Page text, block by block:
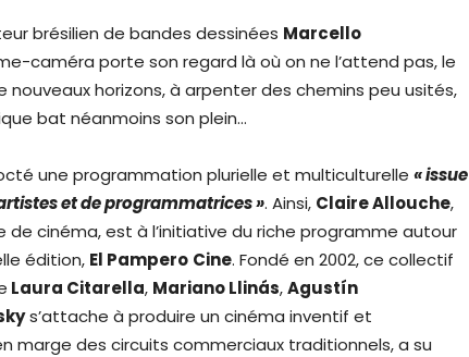
brésilien de bandes dessinées Marcello
caméra porte son regard là où on ne l’attend pas, le
nouveaux horizons, à arpenter des chemins peu usités,
bat néanmoins son plein…
une programmation plurielle et multiculturelle « issue
et de programmatrices ». Ainsi, Claire Allouche,
cinéma, est à l’initiative du riche programme autour
édition, El Pampero Cine. Fondé en 2002, ce collectif
Laura Citarella, Mariano Llinás,Agustín
s’attache à produire un cinéma inventif et
marge des circuits commerciaux traditionnels, a su